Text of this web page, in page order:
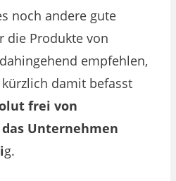
noch andere gute
die Produkte von
empfehlen,
damit befasst
frei von
Unternehmen
g.